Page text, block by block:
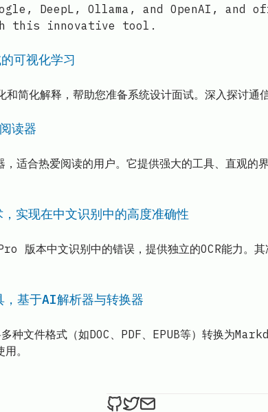
DeepL, Ollama, and OpenAI, and
this innovative tool.
可视化学习
简化解释，帮助您准备系统设计面试。深入探讨通
读器
适合热爱阅读的用户。它提供强大的工具、直观的
现在中文识别中的高度准确性
中文识别中的错误，提供独立的OCR能力。其
，基于AI解析器与转换器
文件格式（如DOC、PDF、EPUB等）转换为
。
ethan4768 on Github
ethan4768 on